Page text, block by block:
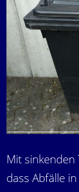
Mit
dass Abfälle